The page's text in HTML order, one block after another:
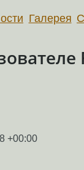
Галерея
+00:00